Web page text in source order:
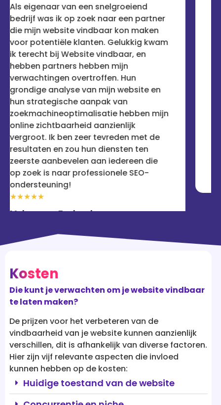
een partner
maken
kwam
en
Hun
website en
hebben mijn
met de
ten
die
SEO-
Na talloze teleurstellingen
bedrijven die beweerden mijn
vindbaar te maken, was ik
sceptisch. Maar Website
heeft mijn vertrouwen
aanpak is holistisch en
resultaatgericht. Mijn site
waar ik altijd wilde dat het
voor de ogen van potentiële
ben erg onder de indruk en
service aan iedereen
serieus is over online succes.
★★★★★
Rebecca
Die kunt je verwachten om je website vindbaar
te laten maken?
De prijzen voor het verbeteren van de
vindbaarheid van je website kunnen aanzienlijk
verschillen, dit is afhankelijk van diverse factoren.
Hier zijn vijf relevante aspecten die invloed
kunnen hebben op de kosten:
Huidige toestand van de website
Concurrentie en niche